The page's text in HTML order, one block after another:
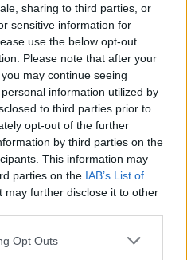
sharing to third parties, or
sensitive information for
use the below opt-out
Please note that after your
may continue seeing
information utilized by
to third parties prior to
opt-out of the further
by third parties on the
This information may
parties on the IAB’s List of
may further disclose it to other
uses one or more Google
Opt Outs